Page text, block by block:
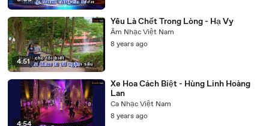
4:51
Yêu Là Chết Trong Lòng - Hạ Vy
Âm Nhạc Việt Nam
8 years ago
Xe Hoa Cách Biệt - Hùng Linh Hoàng
Lan
Ca Nhạc Việt Nam
8 years ago